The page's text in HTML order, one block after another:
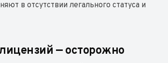
в отсутствии легального статуса и
— осторожно